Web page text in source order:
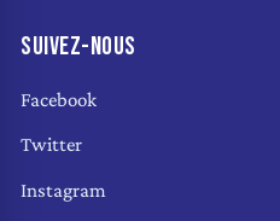
SUIVEZ-NOUS
Facebook
Twitter
Instagram